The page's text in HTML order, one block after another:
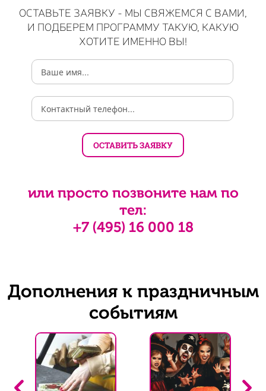
ОСТАВЬТЕ ЗАЯВКУ - МЫ СВЯЖЕМСЯ С ВАМИ,
И ПОДБЕРЕМ ПРОГРАММУ ТАКУЮ, КАКУЮ
ХОТИТЕ ИМЕННО ВЫ!
или просто позвоните нам по
тел:
+7 (495) 16 000 18
Дополнения к праздничным
событиям